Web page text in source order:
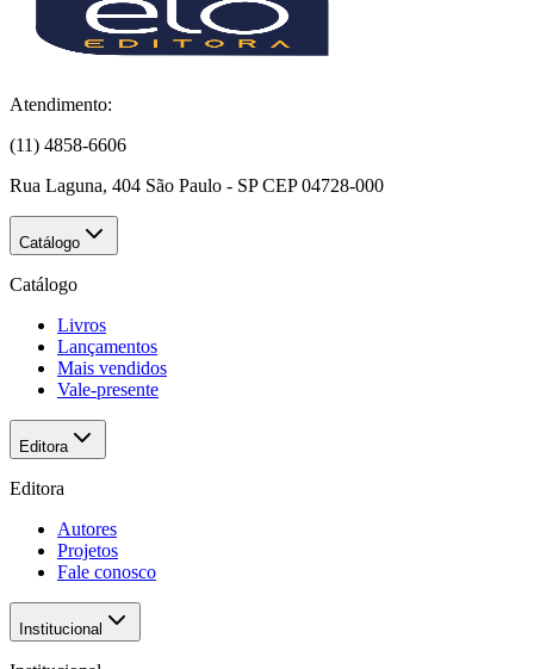
Atendimento:
(11) 4858-6606
Rua Laguna, 404 São Paulo - SP CEP 04728-000
Catálogo
Catálogo
Livros
Lançamentos
Mais vendidos
Vale-presente
Editora
Editora
Autores
Projetos
Fale conosco
Institucional